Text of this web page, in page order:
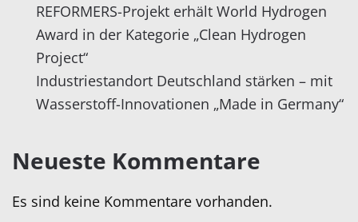
REFORMERS-Projekt erhält World Hydrogen
Award in der Kategorie „Clean Hydrogen
Project“
Industriestandort Deutschland stärken – mit
Wasserstoff-Innovationen „Made in Germany“
Neueste Kommentare
Es sind keine Kommentare vorhanden.